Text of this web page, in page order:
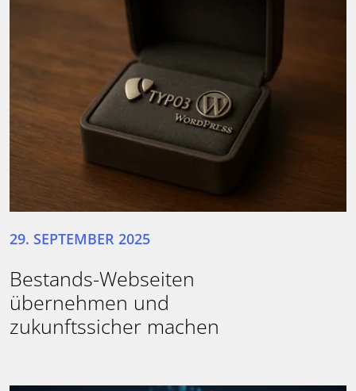
29. SEPTEMBER 2025
Bestands-Webseiten
übernehmen und
zukunftssicher machen